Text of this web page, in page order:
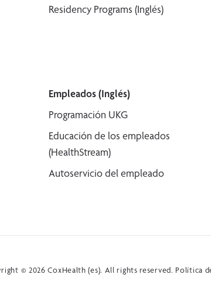
Residency Programs (Inglés)
Empleados (Inglés)
Programación UKG
Educación de los empleados
(HealthStream)
Autoservicio del empleado
© 2026 CoxHealth (es). All rights reserved. Política